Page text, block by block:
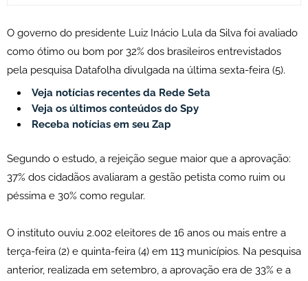
O governo do presidente Luiz Inácio Lula da Silva foi avaliado
como ótimo ou bom por 32% dos brasileiros entrevistados
pela pesquisa Datafolha divulgada na última sexta-feira (5).
Veja notícias recentes da Rede Seta
Veja os últimos conteúdos do Spy
Receba notícias em seu Zap
Segundo o estudo, a rejeição segue maior que a aprovação:
37% dos cidadãos avaliaram a gestão petista como ruim ou
péssima e 30% como regular.
O instituto ouviu 2.002 eleitores de 16 anos ou mais entre a
terça-feira (2) e quinta-feira (4) em 113 municípios. Na pesquisa
anterior, realizada em setembro, a aprovação era de 33% e a